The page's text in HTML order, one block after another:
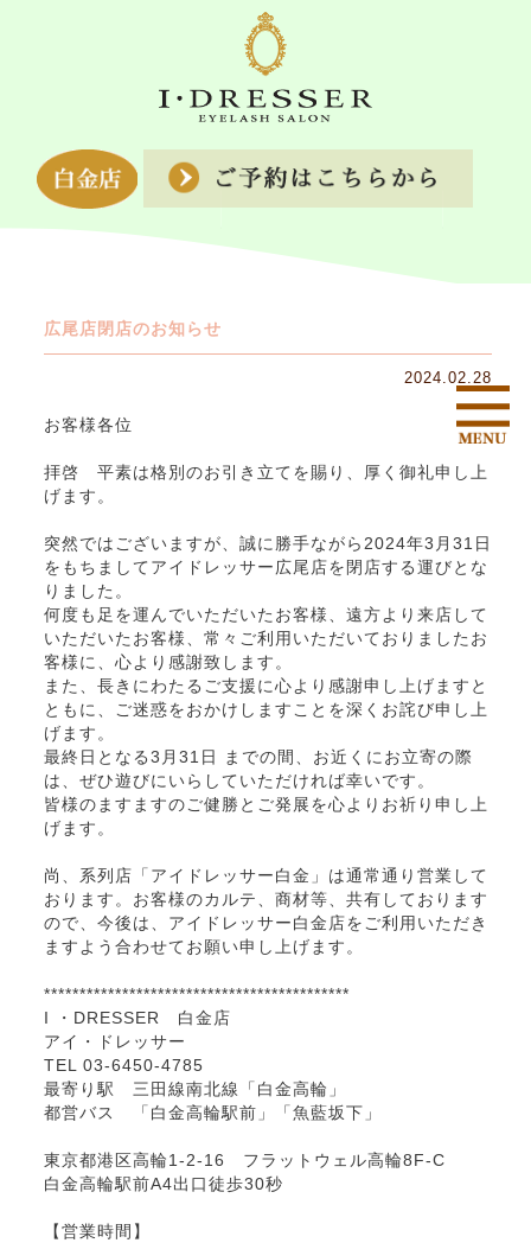
広尾店閉店のお知らせ
2024.02.28
お客様各位
拝啓 平素は格別のお引き立てを賜り、厚く御礼申し上
げます。
突然ではございますが、誠に勝手ながら2024年3月31日
をもちましてアイドレッサー広尾店を閉店する運びとな
りました。
何度も足を運んでいただいたお客様、遠方より来店して
いただいたお客様、常々ご利用いただいておりましたお
客様に、心より感謝致します。
また、長きにわたるご支援に心より感謝申し上げますと
ともに、ご迷惑をおかけしますことを深くお詫び申し上
げます。
最終日となる3月31日 までの間、お近くにお立寄の際
は、ぜひ遊びにいらしていただければ幸いです。
皆様のますますのご健勝とご発展を心よりお祈り申し上
げます。
尚、系列店「アイドレッサー白金」は通常通り営業して
おります。お客様のカルテ、商材等、共有しております
ので、今後は、アイドレッサー白金店をご利用いただき
ますよう合わせてお願い申し上げます。
*******************************************
I ・DRESSER 白金店
アイ・ドレッサー
TEL 03-6450-4785
最寄り駅 三田線南北線「白金高輪」
都営バス 「白金高輪駅前」「魚藍坂下」
東京都港区高輪1-2-16 フラットウェル高輪8F-C
白金高輪駅前A4出口徒歩30秒
【営業時間】